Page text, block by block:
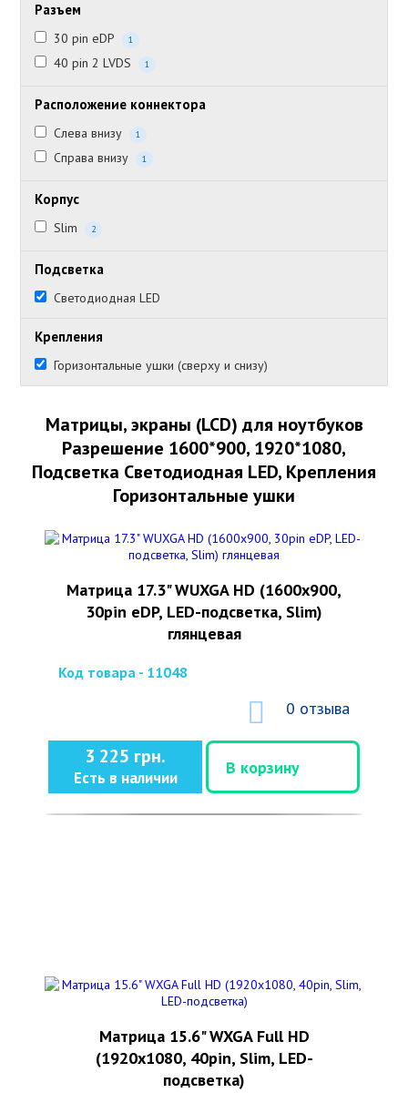
Разъем
30 pin eDP 1
40 pin 2 LVDS 1
Расположение коннектора
Слева внизу 1
Справа внизу 1
Корпус
Slim 2
Подсветка
Светодиодная LED
Крепления
Горизонтальные ушки (сверху и снизу)
Матрицы, экраны (LCD) для ноутбуков
Разрешение 1600*900, 1920*1080,
Подсветка Светодиодная LED, Крепления
Горизонтальные ушки
Матрица 17.3" WUXGA HD (1600x900,
30pin eDP, LED-подсветка, Slim)
глянцевая
Код товара - 11048
0 отзыва
3 225 грн.
Есть в наличии
В корзину
Матрица 15.6" WXGA Full HD
(1920x1080, 40pin, Slim, LED-
подсветка)